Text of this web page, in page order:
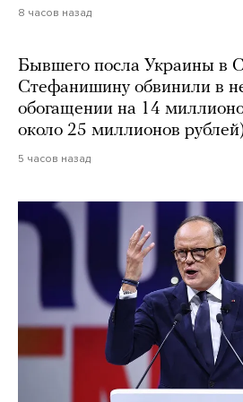
8 часов назад
Бывшего посла Украины в
Стефанишину обвинили в
обогащении на 14
около 25 миллионов
5 часов назад